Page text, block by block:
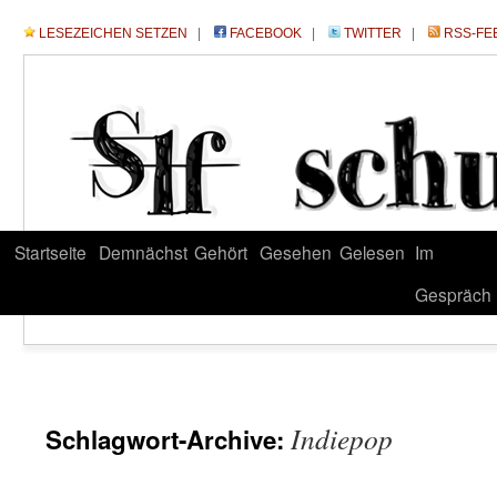
LESEZEICHEN SETZEN FACEBOOK TWITTER RSS-
Startseite Demnächst Gehört Gesehen Gelesen Im
Gespräch
Schlagwort-Archive: Indiepop